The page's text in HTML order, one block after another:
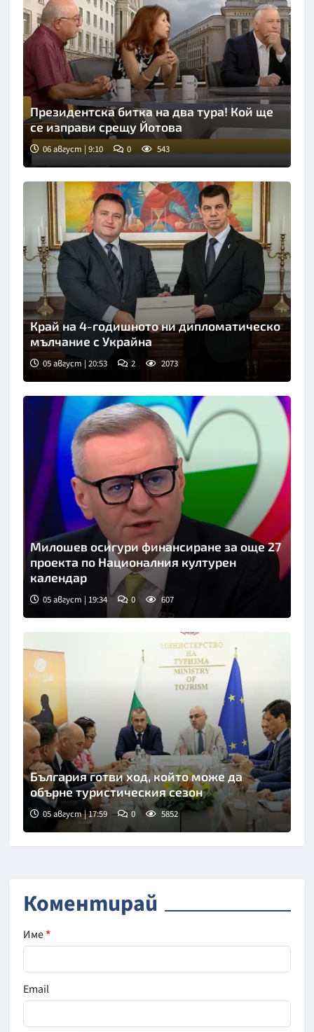
Президентска битка на два тура! Кой ще
се изправи срещу Йотова
06 август | 9:10 0 543
Край на 4-годишното ни дипломатическо
мълчание с Украйна
05 август | 20:53 2 2073
Снимка: Нова телевизия
Милошев осигури финансиране за още 27
проекта по Националния културен
календар
05 август | 19:34 0 607
България готви ход, който може да
обърне туристическия сезон
05 август | 17:59 0 5852
Коментирай
Име*
Email